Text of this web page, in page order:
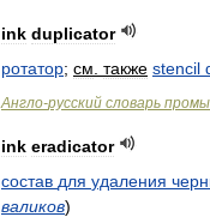
ink duplicator
ротатор; см также stencil
Англо-русский словарь
ink eradicator
состав для удаления
валиков)